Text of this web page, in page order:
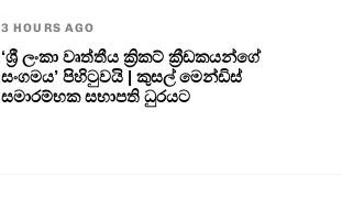
3 HOURS AGO
‘ශ්‍රී ලංකා වෘත්තීය ක්‍රිකට් ක්‍රීඩකයන්ගේ
සංගමය’ පිහිටුවයි | කුසල් මෙන්ඩිස්
සමාරම්භක සභාපති ධුරයට